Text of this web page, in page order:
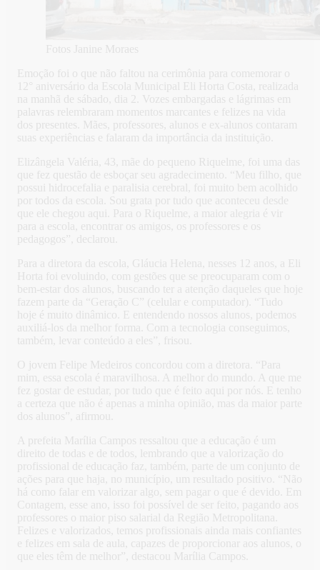
Fotos Janine Moraes
Emoção foi o que não faltou na cerimônia para comemorar o
12° aniversário da Escola Municipal Eli Horta Costa, realizada
na manhã de sábado, dia 2. Vozes embargadas e lágrimas em
palavras relembraram momentos marcantes e felizes na vida
dos presentes. Mães, professores, alunos e ex-alunos contaram
suas experiências e falaram da importância da instituição.
Elizângela Valéria, 43, mãe do pequeno Riquelme, foi uma das
que fez questão de esboçar seu agradecimento. “Meu filho, que
possui hidrocefalia e paralisia cerebral, foi muito bem acolhido
por todos da escola. Sou grata por tudo que aconteceu desde
que ele chegou aqui. Para o Riquelme, a maior alegria é vir
para a escola, encontrar os amigos, os professores e os
pedagogos”, declarou.
Para a diretora da escola, Gláucia Helena, nesses 12 anos, a Eli
Horta foi evoluindo, com gestões que se preocuparam com o
bem-estar dos alunos, buscando ter a atenção daqueles que hoje
fazem parte da “Geração C” (celular e computador). “Tudo
hoje é muito dinâmico. E entendendo nossos alunos, podemos
auxiliá-los da melhor forma. Com a tecnologia conseguimos,
também, levar conteúdo a eles”, frisou.
O jovem Felipe Medeiros concordou com a diretora. “Para
mim, essa escola é maravilhosa. A melhor do mundo. A que me
fez gostar de estudar, por tudo que é feito aqui por nós. E tenho
a certeza que não é apenas a minha opinião, mas da maior parte
dos alunos”, afirmou.
A prefeita Marília Campos ressaltou que a educação é um
direito de todas e de todos, lembrando que a valorização do
profissional de educação faz, também, parte de um conjunto de
ações para que haja, no município, um resultado positivo. “Não
há como falar em valorizar algo, sem pagar o que é devido. Em
Contagem, esse ano, isso foi possível de ser feito, pagando aos
professores o maior piso salarial da Região Metropolitana.
Felizes e valorizados, temos profissionais ainda mais confiantes
e felizes em sala de aula, capazes de proporcionar aos alunos, o
que eles têm de melhor”, destacou Marília Campos.